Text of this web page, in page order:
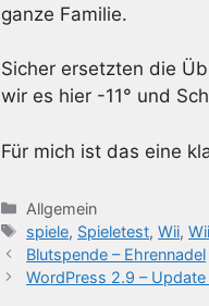
ganze Familie.
Sicher ersetzten die
wir es hier -11° und
Für mich ist das eine
Kategorien
Allgemein
Schlagwörter
spiele, Spieletest,Wii,Wii
Blutspende – Ehrennadel
WordPress 2.9 –